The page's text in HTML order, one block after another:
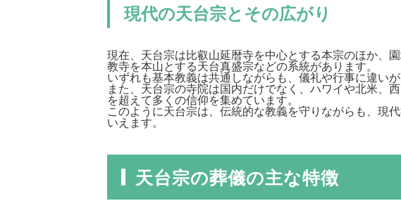
現代の天台宗とその広がり
現在、天台宗は比叡山延暦寺を中心とする本宗のほか、
教寺を本山とする天台真盛宗などの系統があります。
いずれも基本教義は共通しながらも、儀礼や行事に違いが
また、天台宗の寺院は国内だけでなく、ハワイや北米、
を超えて多くの信仰を集めています。
このように天台宗は、伝統的な教義を守りながらも、現
いえます。
天台宗の葬儀の主な特徴